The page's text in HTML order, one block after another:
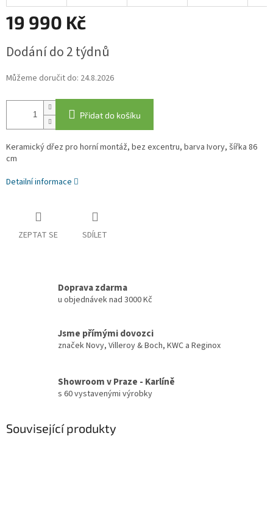
19 990 Kč
cena:
Dodání do 2 týdnů
Můžeme doručit do: 24.8.2026
Přidat do košíku
Keramický dřez pro horní montáž, bez excentru, barva Ivory, šířka 86
cm
Detailní informace
ZEPTAT SE SDÍLET
Doprava zdarma
u objednávek nad 3000 Kč
Jsme přímými dovozci
značek Novy, Villeroy & Boch, KWC a Reginox
Showroom v Praze - Karlíně
s 60 vystavenými výrobky
Související produkty